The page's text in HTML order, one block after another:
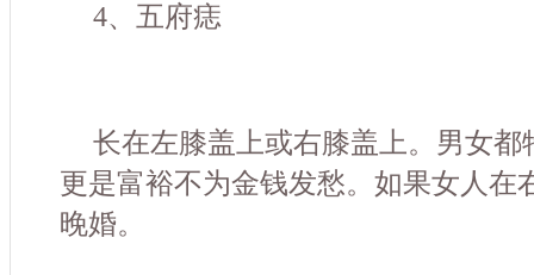
4、五府痣
长在左膝盖上或右膝盖上。男女都
更是富裕不为金钱发愁。如果女人在
晚婚。